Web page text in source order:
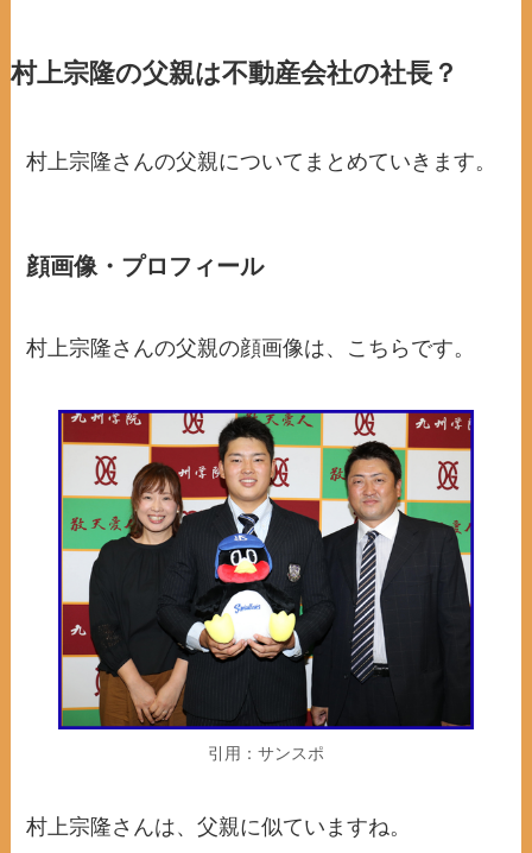
村上宗隆の父親は不動産会社の社長？
村上宗隆さんの父親についてまとめていきます。
顔画像・プロフィール
村上宗隆さんの父親の顔画像は、こちらです。
引用：サンスポ
村上宗隆さんは、父親に似ていますね。